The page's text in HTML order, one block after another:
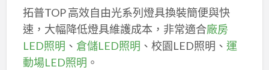
拓普TOP 高效自由光系列燈具換裝簡便與快
速，大幅降低燈具維護成本，非常適合廠房
LED照明 、 倉儲LED照明 、校園LED照明、 運
動場LED照明 。